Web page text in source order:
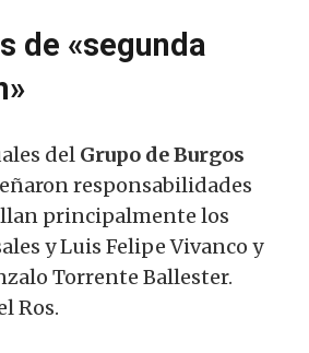
de «segunda
del Grupo de Burgos
responsabilidades
principalmente los
y Luis Felipe Vivanco y
Torrente Ballester.
Ros.